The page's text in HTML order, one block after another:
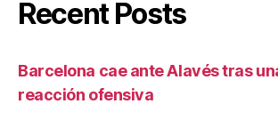
Recent Posts
Barcelona cae ante Alavés tras
reacción ofensiva